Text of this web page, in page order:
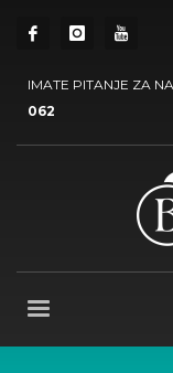
IMATE PITANJE ZA
062